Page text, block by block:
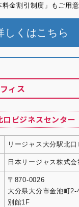
金割引制度」もご用意
しくはこちら
ィス
口ビジネスセンター
リージャス大分駅北
日本リージャス株式会
〒870-0026
大分県大分市金池町
別館1F